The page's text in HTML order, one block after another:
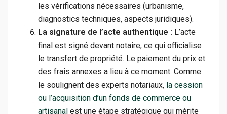
les vérifications nécessaires (urbanisme,
diagnostics techniques, aspects juridiques).
La signature de l’acte authentique : L’acte
final est signé devant notaire, ce qui officialise
le transfert de propriété. Le paiement du prix et
des frais annexes a lieu à ce moment. Comme
le soulignent des experts notariaux, la cession
ou l’acquisition d’un fonds de commerce ou
artisanal est une étape stratégique qui mérite